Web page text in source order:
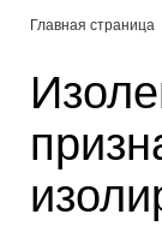
Главная страница